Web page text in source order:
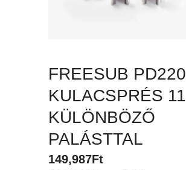
FREESUB PD220
KULACSPRÉS 11
KÜLÖNBÖZŐ
PALÁSTTAL
149,987Ft